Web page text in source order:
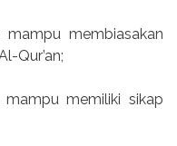
mampu membiasakan
Qur’an;
mampu memiliki sikap